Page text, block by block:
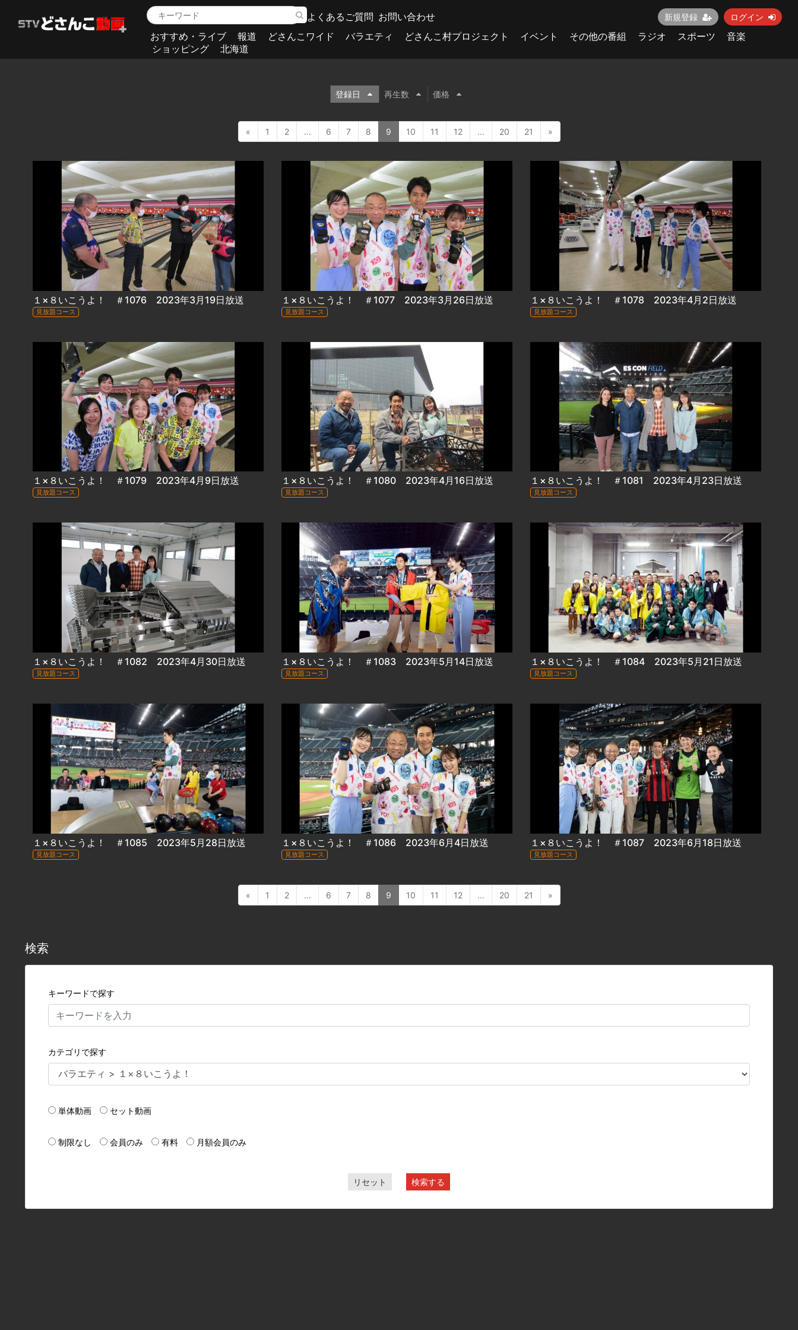
よくあるご質問 お問い合わせ 新規登録 ログイン
おすすめ・ライブ 報道 どさんこワイド バラエティ どさんこ村プロジェクト イベント その他の番組 ラジオ スポーツ
音楽
ショッピング
北海道
登録日 再生数 価格
« 1 2 ... 6 7 8 9 10 11 12 ... 20 21 »
１×８いこうよ！ ＃1076 2023年3月19日放送
見放題コース
１×８いこうよ！ ＃1077 2023年3月26日放送
見放題コース
１×８いこうよ！ ＃1078 2023年4月2日放送
見放題コース
１×８いこうよ！ ＃1079 2023年4月9日放送
見放題コース
１×８いこうよ！ ＃1080 2023年4月16日放送
見放題コース
１×８いこうよ！ ＃1081 2023年4月23日放送
見放題コース
１×８いこうよ！ ＃1082 2023年4月30日放送
見放題コース
１×８いこうよ！ ＃1083 2023年5月14日放送
見放題コース
１×８いこうよ！ ＃1084 2023年5月21日放送
見放題コース
１×８いこうよ！ ＃1085 2023年5月28日放送
見放題コース
１×８いこうよ！ ＃1086 2023年6月4日放送
見放題コース
１×８いこうよ！ ＃1087 2023年6月18日放送
見放題コース
« 1 2 ... 6 7 8 9 10 11 12 ... 20 21 »
検索
キーワードで探す
カテゴリで探す
単体動画 セット動画
制限なし 会員のみ 有料 月額会員のみ
リセット 検索する